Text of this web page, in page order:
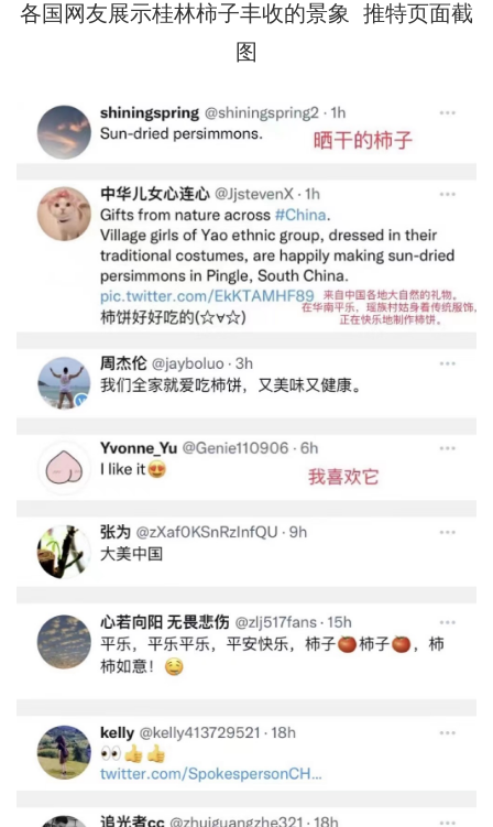
各国网友展示桂林柿子丰收的景象 推特页面截
图